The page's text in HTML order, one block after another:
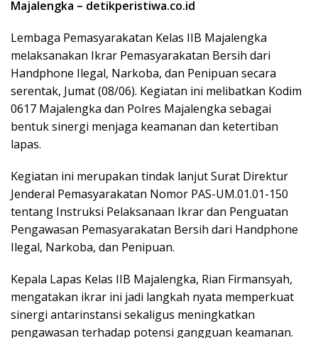
Majalengka – detikperistiwa.co.id
Lembaga Pemasyarakatan Kelas IIB Majalengka
melaksanakan Ikrar Pemasyarakatan Bersih dari
Handphone Ilegal, Narkoba, dan Penipuan secara
serentak, Jumat (08/06). Kegiatan ini melibatkan Kodim
0617 Majalengka dan Polres Majalengka sebagai
bentuk sinergi menjaga keamanan dan ketertiban
lapas.
Kegiatan ini merupakan tindak lanjut Surat Direktur
Jenderal Pemasyarakatan Nomor PAS-UM.01.01-150
tentang Instruksi Pelaksanaan Ikrar dan Penguatan
Pengawasan Pemasyarakatan Bersih dari Handphone
Ilegal, Narkoba, dan Penipuan.
Kepala Lapas Kelas IIB Majalengka, Rian Firmansyah,
mengatakan ikrar ini jadi langkah nyata memperkuat
sinergi antarinstansi sekaligus meningkatkan
pengawasan terhadap potensi gangguan keamanan.